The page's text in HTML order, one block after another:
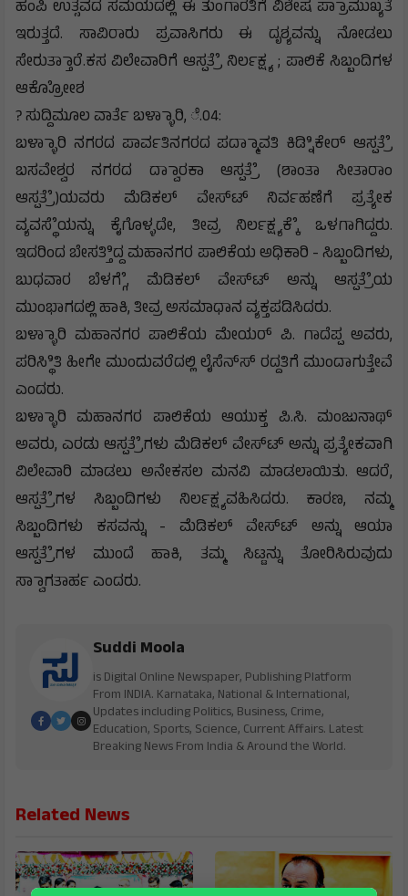
ಹಂಪಿ ಉತ್ಸವದ ಸಮಯದಲ್ಲಿ ಈ ತುಂಗಾರತಿಗೆ ವಿಶೇಷ ಪ್ರಾಾಮುಖ್ಯತೆ
ಇರುತ್ತದೆ. ಸಾವಿರಾರು ಪ್ರವಾಸಿಗರು ಈ ದೃಶ್ಯವನ್ನು ನೋಡಲು
ಸೇರುತ್ತಾಾರೆ.ಕಸ ವಿಲೇವಾರಿಗೆ ಆಸ್ಪತ್ರೆೆ ನಿರ್ಲಕ್ಷ್ಯ ; ಪಾಲಿಕೆ ಸಿಬ್ಬಂದಿಗಳ
ಆಕ್ರೋೋಶ
? ಸುದ್ದಿಮೂಲ ವಾರ್ತೆ ಬಳ್ಳಾಾರಿ, ೆ.04:
ಬಳ್ಳಾಾರಿ ನಗರದ ಪಾರ್ವತಿನಗರದ ಪದ್ಮಾಾವತಿ ಕಿಡ್ನಿಿಕೇರ್ ಆಸ್ಪತ್ರೆೆ
ಬಸವೇಶ್ವರ ನಗರದ ದ್ವಾಾರಕಾ ಆಸ್ಪತ್ರೆೆ (ಶಾಂತಾ ಸೀತಾರಾಂ
ಆಸ್ಪತ್ರೆೆ)ಯವರು ಮೆಡಿಕಲ್ ವೇಸ್‌ಟ್‌ ನಿರ್ವಹಣೆಗೆ ಪ್ರತ್ಯೇಕ
ವ್ಯವಸ್ಥೆೆಯನ್ನು ಕೈಗೊಳ್ಳದೇ, ತೀವ್ರ ನಿರ್ಲಕ್ಷ್ಯಕ್ಕೆೆ ಒಳಗಾಗಿದ್ದರು.
ಇದರಿಂದ ಬೇಸತ್ತಿಿದ್ದ ಮಹಾನಗರ ಪಾಲಿಕೆಯ ಅಧಿಕಾರಿ - ಸಿಬ್ಬಂದಿಗಳು,
ಬುಧವಾರ ಬೆಳಗ್ಗೆೆ, ಮೆಡಿಕಲ್ ವೇಸ್‌ಟ್‌ ಅನ್ನು ಆಸ್ಪತ್ರೆೆಯ
ಮುಂಭಾಗದಲ್ಲಿ ಹಾಕಿ, ತೀವ್ರ ಅಸಮಾಧಾನ ವ್ಯಕ್ತಪಡಿಸಿದರು.
ಬಳ್ಳಾಾರಿ ಮಹಾನಗರ ಪಾಲಿಕೆಯ ಮೇಯರ್ ಪಿ. ಗಾದೆಪ್ಪ ಅವರು,
ಪರಿಸ್ಥಿಿತಿ ಹೀಗೇ ಮುಂದುವರೆದಲ್ಲಿ ಲೈಸೆನ್‌ಸ್‌ ರದ್ದತಿಗೆ ಮುಂದಾಗುತ್ತೇವೆ
ಎಂದರು.
ಬಳ್ಳಾಾರಿ ಮಹಾನಗರ ಪಾಲಿಕೆಯ ಆಯುಕ್ತ ಪಿ.ಸಿ. ಮಂಜುನಾಥ್
ಅವರು, ಎರಡು ಆಸ್ಪತ್ರೆೆಗಳು ಮೆಡಿಕಲ್ ವೇಸ್‌ಟ್‌ ಅನ್ನು ಪ್ರತ್ಯೇಕವಾಗಿ
ವಿಲೇವಾರಿ ಮಾಡಲು ಅನೇಕಸಲ ಮನವಿ ಮಾಡಲಾಯಿತು. ಆದರೆ,
ಆಸ್ಪತ್ರೆೆಗಳ ಸಿಬ್ಬಂದಿಗಳು ನಿರ್ಲಕ್ಷ್ಯವಹಿಸಿದರು. ಕಾರಣ, ನಮ್ಮ
ಸಿಬ್ಬಂದಿಗಳು ಕಸವನ್ನು - ಮೆಡಿಕಲ್ ವೇಸ್‌ಟ್‌ ಅನ್ನು ಆಯಾ
ಆಸ್ಪತ್ರೆೆಗಳ ಮುಂದೆ ಹಾಕಿ, ತಮ್ಮ ಸಿಟ್ಟನ್ನು ತೋರಿಸಿರುವುದು
ಸ್ವಾಾಗತಾರ್ಹ ಎಂದರು.
Suddi Moola
is Digital Online Newspaper, Publishing Platform
From INDIA. Karnataka, National & International,
Updates including Politics, Business, Crime,
Education, Sports, Science, Current Affairs. Latest
Breaking News From India & Around the World.
Related News